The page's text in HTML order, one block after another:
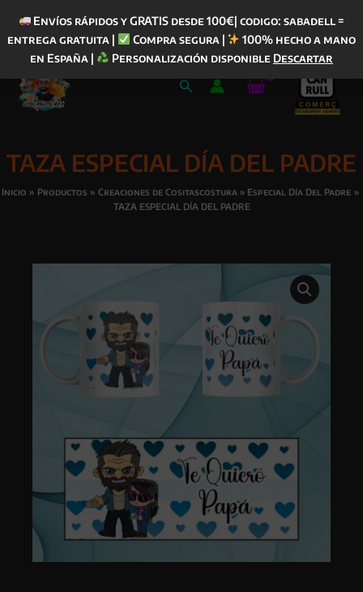
Envíos rápidos y GRATIS desde 100€| codigo: sabadell =
entrega gratuita |
Compra segura |
100% hecho a mano
en España |
Personalización disponible Descartar
contenido
Buscar
TAZA ESPECIAL DÍA DEL PADRE
Inicio Productos Creaciones de Cositascostura
Especial Día Del Padre
TAZA ESPECIAL DÍA DEL PADRE